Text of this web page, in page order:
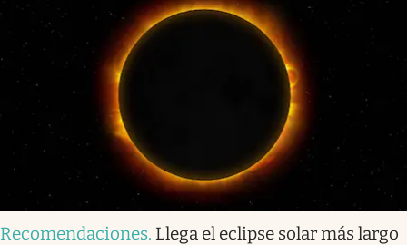
Recomendaciones. Llega el eclipse solar más largo